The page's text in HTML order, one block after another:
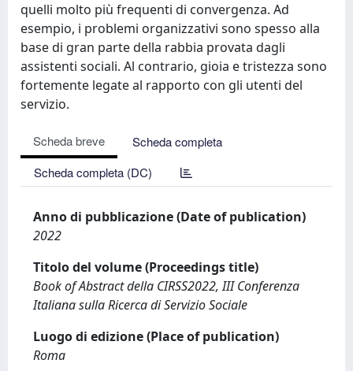
quelli molto più frequenti di convergenza. Ad
esempio, i problemi organizzativi sono spesso alla
base di gran parte della rabbia provata dagli
assistenti sociali. Al contrario, gioia e tristezza sono
fortemente legate al rapporto con gli utenti del
servizio.
Scheda breve
Scheda completa
Scheda completa (DC)
Anno di pubblicazione (Date of publication)
2022
Titolo del volume (Proceedings title)
Book of Abstract della CIRSS2022, III Conferenza
Italiana sulla Ricerca di Servizio Sociale
Luogo di edizione (Place of publication)
Roma